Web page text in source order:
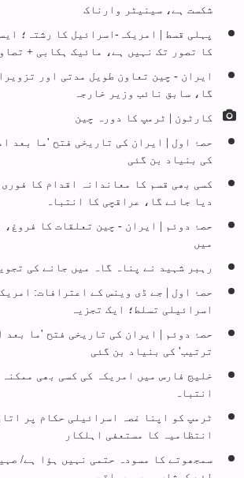
شکست ہے، سینیٹر وارناک
پہلی قسط | امریکہ-اسرائیل کا رشتہ؛
کا تصور تک نہیں ہے، مائیک ہکابی +
ایران - چین تعاون طویل مدتی اور
گا، سابق نائب وزیر خارجہ
کارٹون | ٹرمپ کا دورہ چین
حصۂ اول | ایران کی تاریخی فتح 'ما بعد
کی بنیاد بن گئی
کسی بھی قسم کا معاندانہ اقدام کا
دیا جائے گا، عراقچی کا انتباہ
حصۂ دوئم | ایران - چین تعلقات کا فروغ،
میں
رہبر شہید نے پناہ گاہ میں جانے کی
حصۂ اول | جے ڈی وینس کے اعترافات:
اسرائیلی تسلط؛ ایک تجزیہ
حصۂ دوئم | ایران کی تاریخی فتح 'ما بعد
ترتیب' کی بنیاد بن گئی
خلیج فارس میں امریکہ کی کسی بھی
انتباہ
ٹرمپ کو اپنا غصہ اسرائیلی حکام پر
انتظامیہ کا مستعفی اہلکار
سمجھوتے کا مسودہ حتمی نہیں ہؤا ہے/